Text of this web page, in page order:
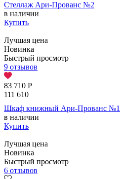
Стеллаж Ари-Прованс №2
в наличии
Купить
Лучшая цена
Новинка
Быстрый просмотр
9 отзывов
83 710 Р
111 610
Шкаф книжный Ари-Прованс №1
в наличии
Купить
Лучшая цена
Новинка
Быстрый просмотр
6 отзывов